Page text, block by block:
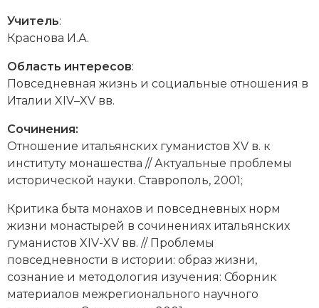
История международных отношений
исторического знания
Итория международных отношений
Латинская Америка
Новая история
Нумизматика
Образование
Учитель:
Краснова И.А.
Область интересов:
Повседневная жизнь и социальные отношения в
Италии XIV–XV вв.
Сочинения:
Отношение итальянских гуманистов XV в. к
институту монашества // Актуальные проблемы
исторической науки. Ставрополь, 2001;
Критика быта монахов и повседневных норм
жизни монастырей в сочинениях итальянских
гуманистов XIV-XV вв. // Проблемы
повседневности в истории: образ жизни,
сознание и методология изучения: Сборник
материалов межрегионального научного